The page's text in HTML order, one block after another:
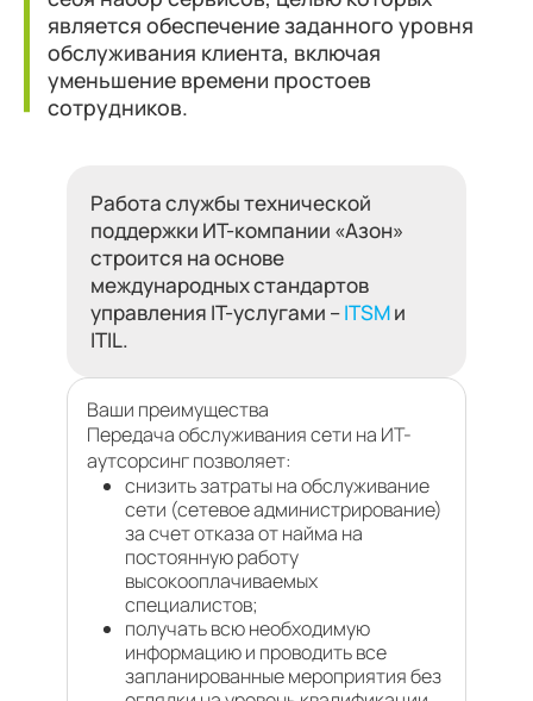
является обеспечение заданного уровня
обслуживания клиента, включая
уменьшение времени простоев
сотрудников.
Работа службы технической
поддержки ИТ-компании «Азон»
строится на основе
международных стандартов
управления IT-услугами –ITSMи
ITIL.
Ваши преимущества
Передача обслуживания сети на ИТ-
аутсорсинг позволяет:
снизить затраты на обслуживание
сети (сетевое администрирование)
за счет отказа от найма на
постоянную работу
высокооплачиваемых
специалистов;
получать всю необходимую
информацию и проводить все
запланированные мероприятия без